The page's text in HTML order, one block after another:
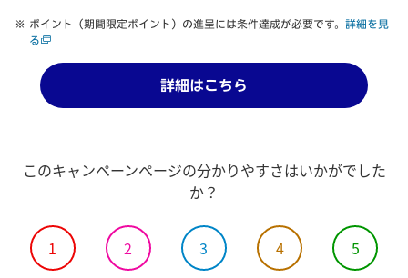
ポイント（期間限定ポイント）の進呈には条件達成が必要です。 詳細を見
る
詳細はこちら
このキャンペーンページの分かりやすさはいかがでした
か？
1 2 3 4 5